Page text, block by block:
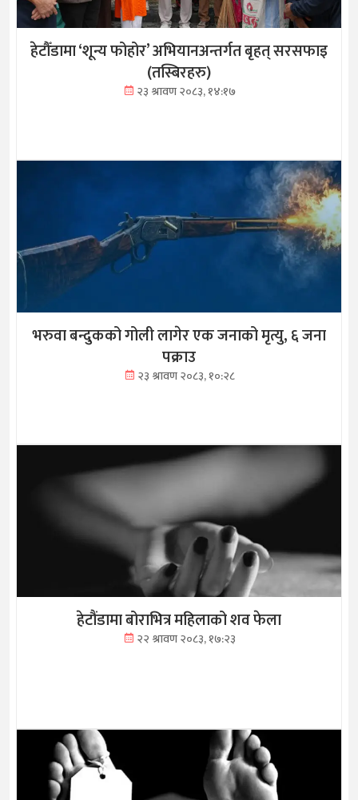
हेटौँडामा ‘शून्य फोहोर’ अभियानअन्तर्गत बृहत् सरसफाइ
(तस्बिरहरु)
२३ श्रावण २०८३, १४:१७
भरुवा बन्दुकको गोली लागेर एक जनाको मृत्यु, ६ जना
पक्राउ
२३ श्रावण २०८३, १०:२८
हेटौंडामा बोराभित्र महिलाको शव फेला
२२ श्रावण २०८३, १७:२३